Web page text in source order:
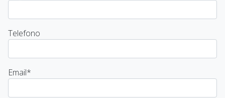
Telefono
Email*